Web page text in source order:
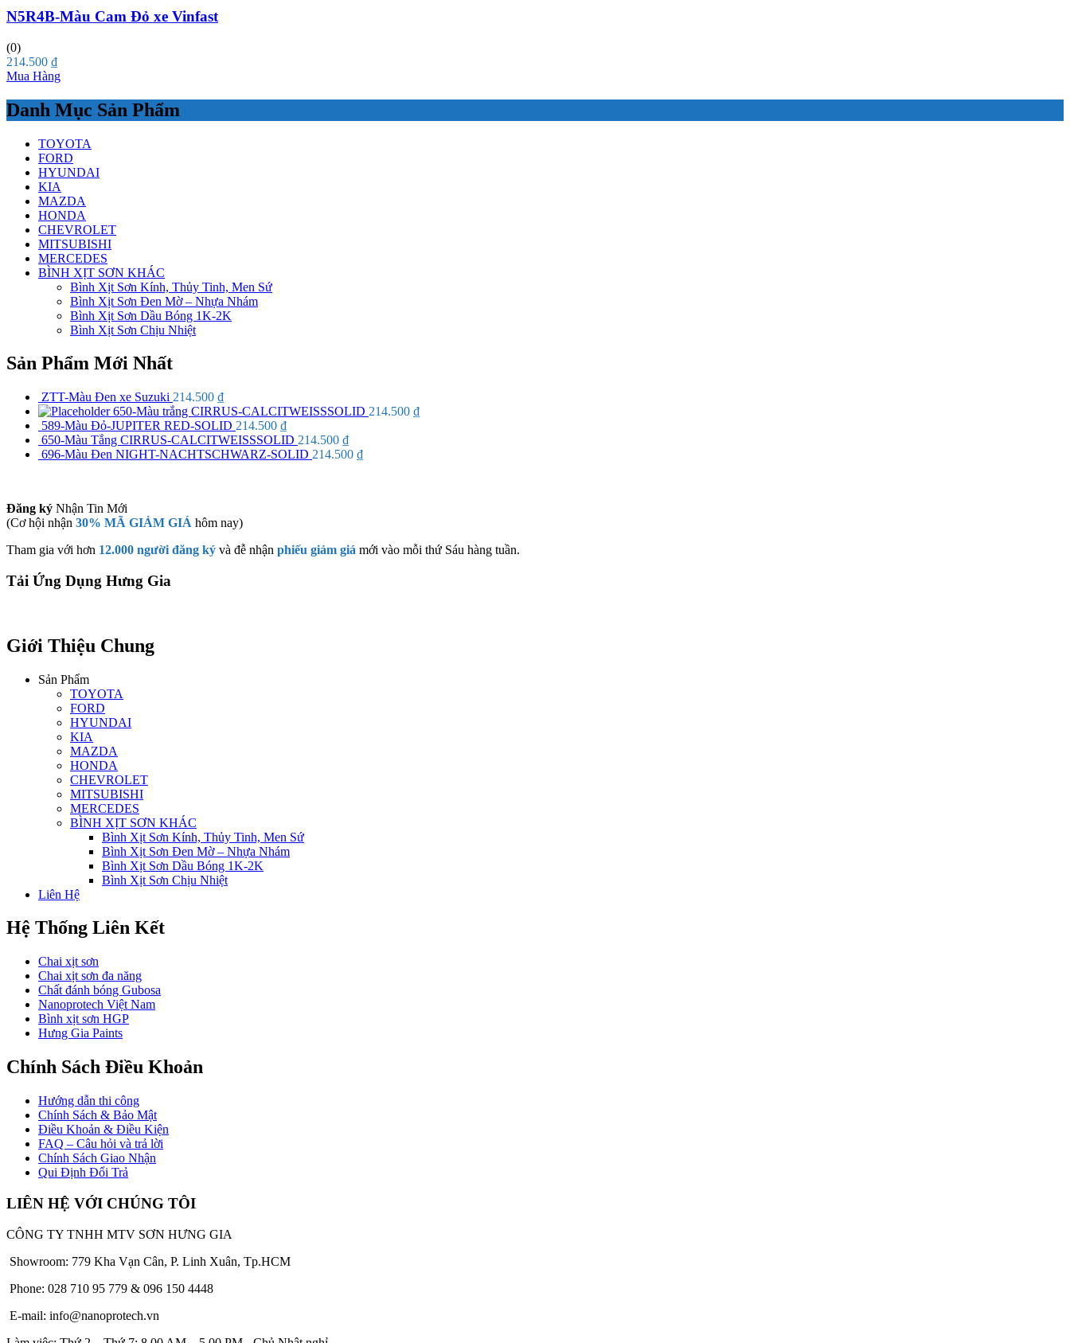
N5R4B-Màu Cam Đỏ xe Vinfast
(0)
214.500 ₫
Mua Hàng
Danh Mục Sản Phẩm
TOYOTA
FORD
HYUNDAI
KIA
MAZDA
HONDA
CHEVROLET
MITSUBISHI
MERCEDES
BÌNH XỊT SƠN KHÁC
Bình Xịt Sơn Kính, Thủy Tinh, Men Sứ
Bình Xịt Sơn Đen Mờ – Nhựa Nhám
Bình Xịt Sơn Dầu Bóng 1K-2K
Bình Xịt Sơn Chịu Nhiệt
Sản Phẩm Mới Nhất
ZTT-Màu Đen xe Suzuki 214.500 ₫
650-Màu trắng CIRRUS-CALCITWEISSSOLID 214.500 ₫
589-Màu Đỏ-JUPITER RED-SOLID 214.500 ₫
650-Màu Tắng CIRRUS-CALCITWEISSSOLID 214.500 ₫
696-Màu Đen NIGHT-NACHTSCHWARZ-SOLID 214.500 ₫
Đăng ký Nhận Tin Mới
(Cơ hội nhận 30% MÃ GIẢM GIÁ hôm nay)
Tham gia với hơn 12.000 người đăng ký và đễ nhận phiếu giảm giá mới vào mỗi thứ Sáu hàng tuần.
Tải Ứng Dụng Hưng Gia
Giới Thiệu Chung
Sản Phẩm
TOYOTA
FORD
HYUNDAI
KIA
MAZDA
HONDA
CHEVROLET
MITSUBISHI
MERCEDES
BÌNH XỊT SƠN KHÁC
Bình Xịt Sơn Kính, Thủy Tinh, Men Sứ
Bình Xịt Sơn Đen Mờ – Nhựa Nhám
Bình Xịt Sơn Dầu Bóng 1K-2K
Bình Xịt Sơn Chịu Nhiệt
Liên Hệ
Hệ Thống Liên Kết
Chai xịt sơn
Chai xịt sơn đa năng
Chất đánh bóng Gubosa
Nanoprotech Việt Nam
Bình xịt sơn HGP
Hưng Gia Paints
Chính Sách Điều Khoản
Hướng dẫn thi công
Chính Sách & Bảo Mật
Điều Khoản & Điều Kiện
FAQ – Câu hỏi và trả lời
Chính Sách Giao Nhận
Qui Định Đổi Trả
LIÊN HỆ VỚI CHÚNG TÔI
CÔNG TY TNHH MTV SƠN HƯNG GIA
Showroom: 779 Kha Vạn Cân, P. Linh Xuân, Tp.HCM
Phone: 028 710 95 779 & 096 150 4448
E-mail: info@nanoprotech.vn